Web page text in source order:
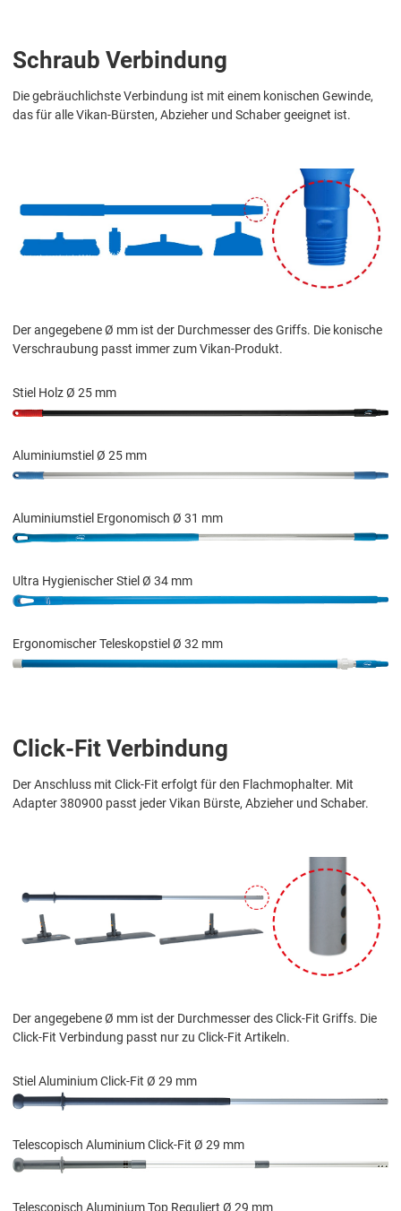
Schraub Verbindung
Die gebräuchlichste Verbindung ist mit einem konischen Gewinde,
das für alle Vikan-Bürsten, Abzieher und Schaber geeignet ist.
Der angegebene Ø mm ist der Durchmesser des Griffs. Die konische
Verschraubung passt immer zum Vikan-Produkt.
Stiel Holz Ø 25 mm
Aluminiumstiel Ø 25 mm
Aluminiumstiel Ergonomisch Ø 31 mm
Ultra Hygienischer Stiel Ø 34 mm
Ergonomischer Teleskopstiel Ø 32 mm
Click-Fit Verbindung
Der Anschluss mit Click-Fit erfolgt für den Flachmophalter. Mit
Adapter 380900 passt jeder Vikan Bürste, Abzieher und Schaber.
Der angegebene Ø mm ist der Durchmesser des Click-Fit Griffs. Die
Click-Fit Verbindung passt nur zu Click-Fit Artikeln.
Stiel Aluminium Click-Fit Ø 29 mm
Telescopisch Aluminium Click-Fit Ø 29 mm
Telescopisch Aluminium Top Reguliert Ø 29 mm